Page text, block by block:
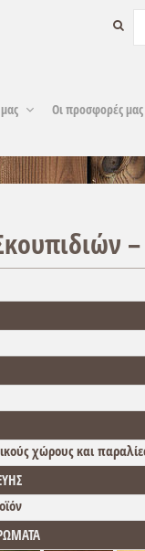
Οι προσφορές μας
χώρους και